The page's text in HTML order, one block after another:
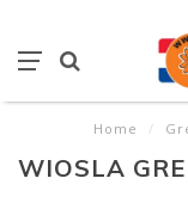
Home /
WIOSLA